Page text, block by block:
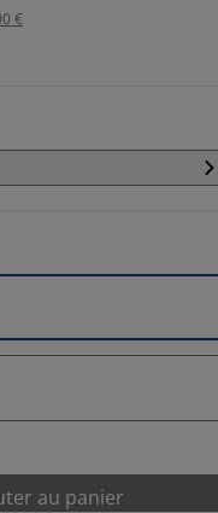
€
au panier